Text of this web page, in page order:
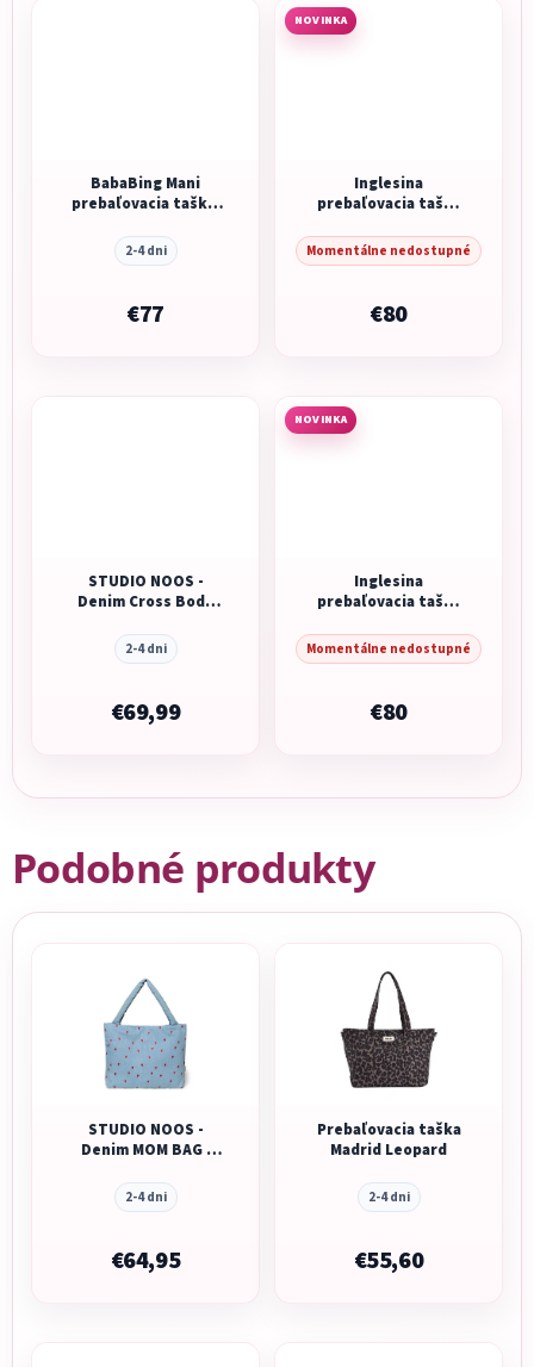
BabaBing Mani
prebaľovacia taška/
Leatherette
2-4 dni
€77
NOVINKA
Inglesina
prebaľovacia taška
Marble Grey
Momentálne nedostupné
€80
STUDIO NOOS -
Denim Cross Body
2-4 dni
€69,99
NOVINKA
Inglesina
prebaľovacia taška
Momentálne nedostupné
€80
Podobné produkty
STUDIO NOOS -
Denim MOM BAG |
2-4 dni
€64,95
Prebaľovacia taška
Madrid Leopard
2-4 dni
€55,60